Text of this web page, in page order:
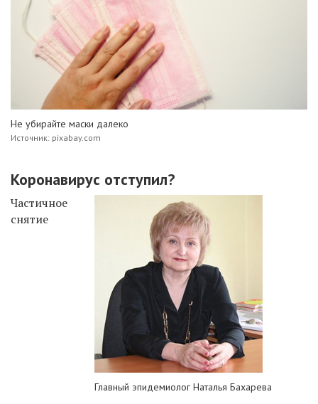
Не убирайте маски далеко
Источник: pixabay.com
Коронавирус отступил?
Главный эпидемиолог Наталья Бахарева
Частичное
снятие